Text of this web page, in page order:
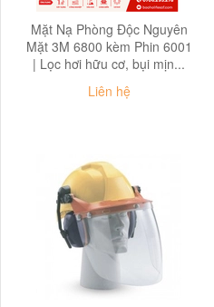
Mặt Nạ Phòng Độc Nguyên
Mặt 3M 6800 kèm Phin 6001
| Lọc hơi hữu cơ, bụi mịn...
Liên hệ